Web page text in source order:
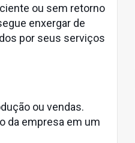
ou sem retorno
enxergar de
por seus serviços
ou vendas.
da empresa em um